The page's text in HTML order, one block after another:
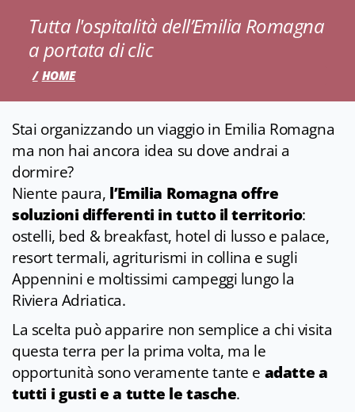
Tutta l'ospitalità dell’Emilia Romagna
a portata di clic
HOME
Stai organizzando un viaggio in Emilia Romagna
ma non hai ancora idea su dove andrai a
dormire?
Niente paura, l’Emilia Romagna offre
soluzioni differenti in tutto il territorio:
ostelli, bed & breakfast, hotel di lusso e palace,
resort termali, agriturismi in collina e sugli
Appennini e moltissimi campeggi lungo la
Riviera Adriatica.
La scelta può apparire non semplice a chi visita
questa terra per la prima volta, ma le
opportunità sono veramente tante e adatte a
tutti i gusti e a tutte le tasche.